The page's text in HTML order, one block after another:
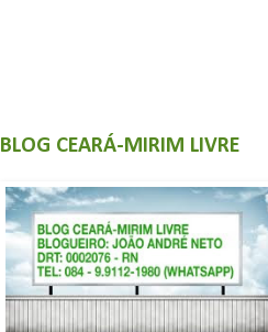
BLOG CEARÁ-MIRIM LIVRE